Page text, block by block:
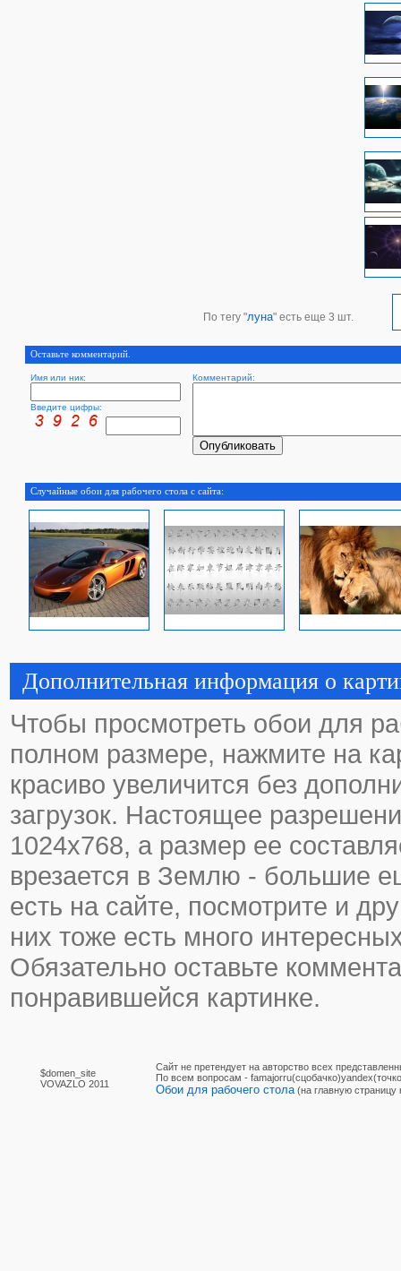
По тегу "луна" есть еще 3 шт.
Оставьте комментарий.
Имя или ник: Комментарий:
Введите цифры:
Случайные обои для рабочего стола с сайта:
Дополнительная информация о
Чтобы просмотреть обои для
полном размере, нажмите на
красиво увеличится без
загрузок. Настоящее
1024х768, а размер ее
врезается в Землю - большие
есть на сайте, посмотрите и
них тоже есть много
Обязательно оставьте
понравившейся картинке.
$domen_site
VOVAZLO 2011
Сайт не претендует на авторство всех
По вcем вопросам -
Обои для рабочего стола (на главную страницу